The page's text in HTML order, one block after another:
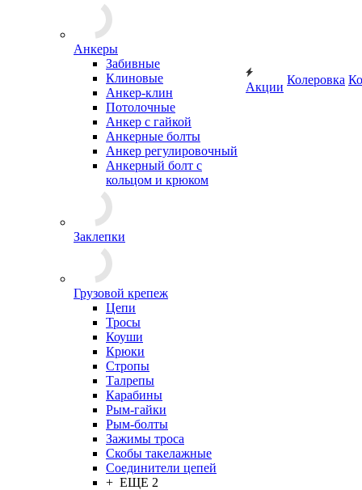
Анкеры
Забивные
Клиновые
Анкер-клин
Потолочные
Анкер с гайкой
Анкерные болты
Анкер регулировочный
Анкерный болт с
кольцом и крюком
Заклепки
Грузовой крепеж
Цепи
Тросы
Коуши
Крюки
Стропы
Талрепы
Карабины
Рым-гайки
Рым-болты
Зажимы троса
Скобы такелажные
Соединители цепей
+ ЕЩЕ 2
Акции
Колеровка